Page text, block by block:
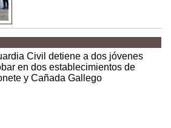
Civil detiene a dos jóvenes
en dos establecimientos de
y Cañada Gallego